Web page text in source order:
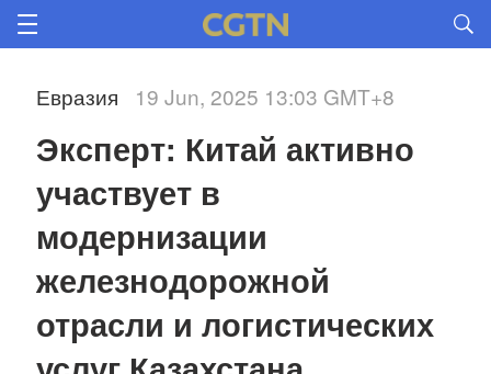
Евразия 19 Jun, 2025 13:03 GMT+8
Эксперт: Китай активно
участвует в
модернизации
железнодорожной
отрасли и логистических